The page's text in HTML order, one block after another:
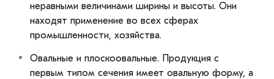
неравными величинами ширины и высоты. Они
находят применение во всех сферах
промышленности, хозяйства.
Овальные и плоскоовальные. Продукция с
первым типом сечения имеет овальную форму, а